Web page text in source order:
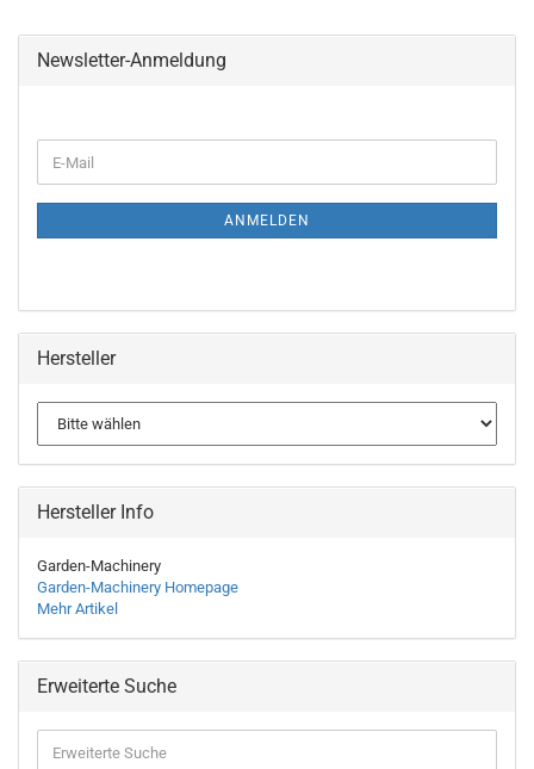
Newsletter-Anmeldung
ZUR
E-
Mail
ANMELDEN
Hersteller
Hersteller Info
Garden-Machinery
Garden-Machinery Homepage
Mehr Artikel
Erweiterte Suche
Suche